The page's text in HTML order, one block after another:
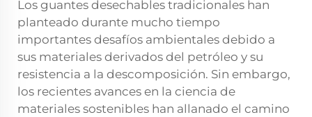
Los guantes desechables tradicionales han
planteado durante mucho tiempo
importantes desafíos ambientales debido a
sus materiales derivados del petróleo y su
resistencia a la descomposición. Sin embargo,
los recientes avances en la ciencia de
materiales sostenibles han allanado el camino